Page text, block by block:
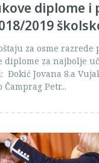
diplome i
2019
za osme razrede
diplome za najbolje
Jovana 8.a
Petr...